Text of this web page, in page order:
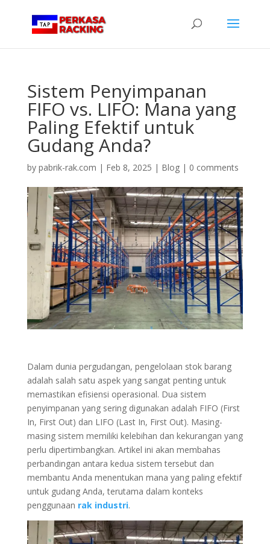
Sistem Penyimpanan
FIFO vs. LIFO: Mana yang
Paling Efektif untuk
Gudang Anda?
by pabrik-rak.com | Feb 8, 2025 | Blog| 0 comments
Dalam dunia pergudangan, pengelolaan stok barang
adalah salah satu aspek yang sangat penting untuk
memastikan efisiensi operasional. Dua sistem
penyimpanan yang sering digunakan adalah FIFO (First
In, First Out) dan LIFO (Last In, First Out). Masing-
masing sistem memiliki kelebihan dan kekurangan yang
perlu dipertimbangkan. Artikel ini akan membahas
perbandingan antara kedua sistem tersebut dan
membantu Anda menentukan mana yang paling efektif
untuk gudang Anda, terutama dalam konteks
penggunaan rak industri.